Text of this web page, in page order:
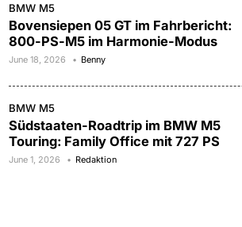
BMW M5
Bovensiepen 05 GT im Fahrbericht:
800-PS-M5 im Harmonie-Modus
June 18, 2026 Benny
BMW M5
Südstaaten-Roadtrip im BMW M5
Touring: Family Office mit 727 PS
June 1, 2026 Redaktion